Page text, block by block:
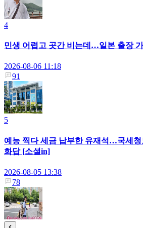
4
민생 어렵고 곳간 비는데…일본 출장
2026-08-06 11:18
91
5
예능 찍다 세금 납부한 유재석…국세
화답 [소셜in]
2026-08-05 13:38
78